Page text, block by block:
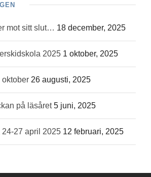
mot sitt slut… 18 december, 2025
2025 1 oktober, 2025
oktober 26 augusti, 2025
på läsåret 5 juni, 2025
27 april 2025 12 februari, 2025